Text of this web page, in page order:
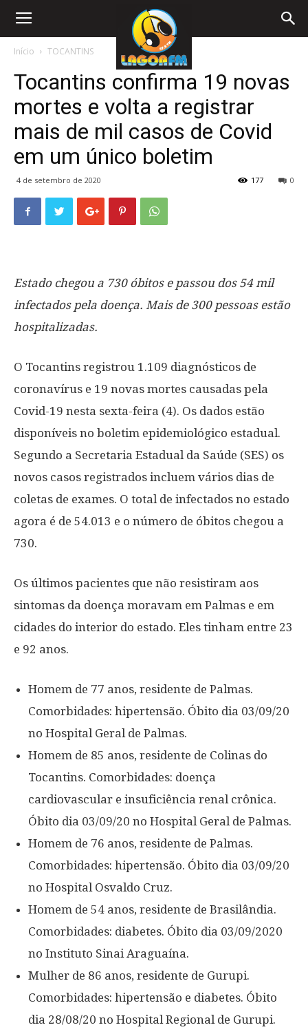
Início TOCANTINS
Tocantins confirma 19 novas
mortes e volta a registrar
mais de mil casos de Covid
em um único boletim
4 de setembro de 2020 0
177
Estado chegou a 730 óbitos e passou dos 54 mil
infectados pela doença. Mais de 300 pessoas estão
hospitalizadas.
O Tocantins registrou 1.109 diagnósticos de
coronavírus e 19 novas mortes causadas pela
Covid-19 nesta sexta-feira (4). Os dados estão
disponíveis no boletim epidemiológico estadual.
Segundo a Secretaria Estadual da Saúde (SES) os
novos casos registrados incluem vários dias de
coletas de exames. O total de infectados no estado
agora é de 54.013 e o número de óbitos chegou a
730.
Os últimos pacientes que não resistiram aos
sintomas da doença moravam em Palmas e em
cidades do interior do estado. Eles tinham entre 23
e 92 anos.
Homem de 77 anos, residente de Palmas.
Comorbidades: hipertensão. Óbito dia 03/09/20
no Hospital Geral de Palmas.
Homem de 85 anos, residente de Colinas do
Tocantins. Comorbidades: doença
cardiovascular e insuficiência renal crônica.
Óbito dia 03/09/20 no Hospital Geral de Palmas.
Homem de 76 anos, residente de Palmas.
Comorbidades: hipertensão. Óbito dia 03/09/20
no Hospital Osvaldo Cruz.
Homem de 54 anos, residente de Brasilândia.
Comorbidades: diabetes. Óbito dia 03/09/2020
no Instituto Sinai Araguaína.
Mulher de 86 anos, residente de Gurupi.
Comorbidades: hipertensão e diabetes. Óbito
dia 28/08/20 no Hospital Regional de Gurupi.